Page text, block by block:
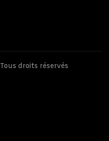
Tous droits réservés